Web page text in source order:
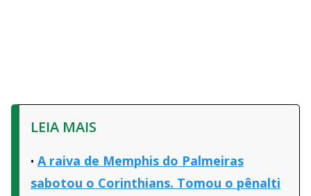
LEIA MAIS
A raiva de Memphis do Palmeiras
sabotou o Corinthians. Tomou o pênalti